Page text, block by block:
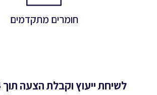
חומרים מתקדמים
לפרטים
לשיחת ייעוץ וקבלת הצעה תוך 24 שעות